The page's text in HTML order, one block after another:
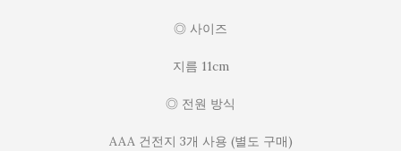
◎ 사이즈
지름 11cm
◎ 전원 방식
AAA 건전지 3개 사용 (별도 구매)